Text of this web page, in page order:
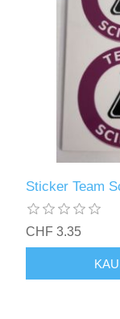
Sticker Team
CHF 3.35